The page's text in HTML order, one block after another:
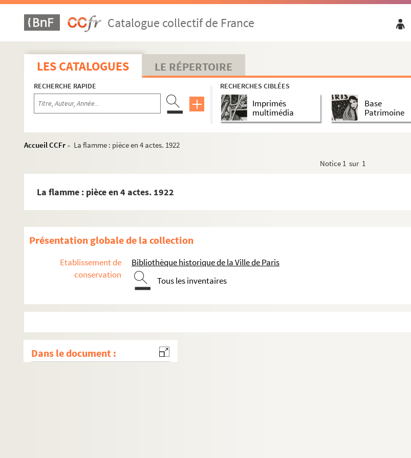
Catalogue collectif de France
LES CATALOGUES LE RÉPERTOIRE
RECHERCHE RAPIDE RECHERCHES CIBLÉES
Imprimés
multimédia
Base
Patrimoine
Accueil CCFr >
La flamme : pièce en 4 actes. 1922
Notice 1 sur 1
La flamme : pièce en 4 actes. 1922
Présentation globale de la collection
Etablissement de
conservation
Bibliothèque historique de la Ville de Paris
Tous les inventaires
Dans le document :